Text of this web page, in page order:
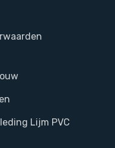
Lijm PVC